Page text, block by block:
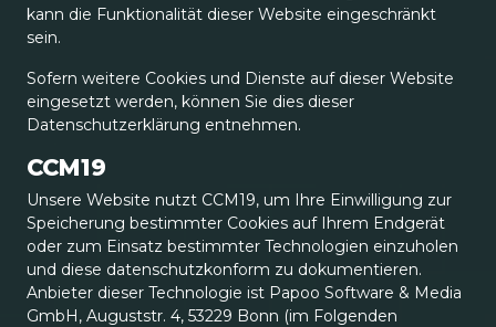
kann die Funktionalität dieser Website eingeschränkt
sein.
Sofern weitere Cookies und Dienste auf dieser Website
eingesetzt werden, können Sie dies dieser
Datenschutzerklärung entnehmen.
CCM19
Unsere Website nutzt CCM19, um Ihre Einwilligung zur
Speicherung bestimmter Cookies auf Ihrem Endgerät
oder zum Einsatz bestimmter Technologien einzuholen
und diese datenschutzkonform zu dokumentieren.
Anbieter dieser Technologie ist Papoo Software & Media
GmbH, Auguststr. 4, 53229 Bonn (im Folgenden